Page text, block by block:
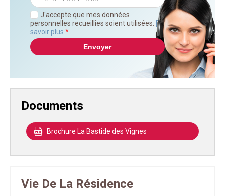
J'accepte que mes données
personnelles recueillies soient utilisées. En
savoir plus *
Documents
Brochure La Bastide des Vignes
Vie De La Résidence